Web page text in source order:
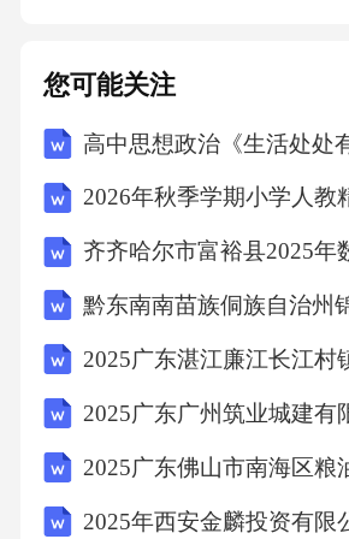
入，推动技术创新，提高产品和
五、建议与对策1.加强品牌建
牌建设，提高知名度和美誉度，
术创新，提高产品和服务的质量
求。3.推进数字化转型企业需要
转型，提高运营效率和服务质量
展需求。4.加强人才培养企业需
才保障。5.强化合作与交流企业
业、上下游企业的合作与交流
您可能关注